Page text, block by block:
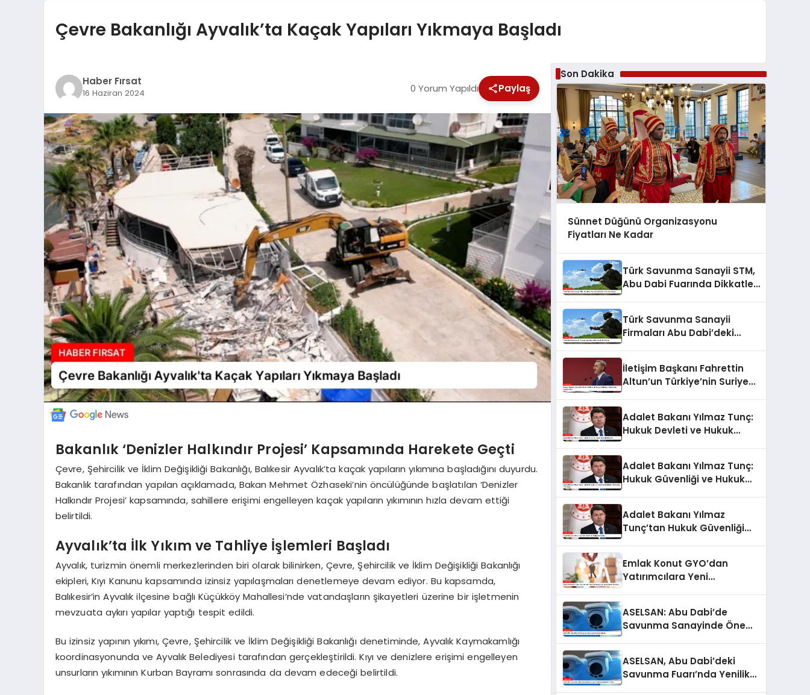
Çevre Bakanlığı Ayvalık’ta Kaçak Yapıları Yıkmaya Başladı
Haber Fırsat
16 Haziran 2024 0 Yorum Yapıldı Paylaş
Bakanlık ‘Denizler Halkındır Projesi’ Kapsamında Harekete Geçti
Çevre, Şehircilik ve İklim Değişikliği Bakanlığı, Balıkesir Ayvalık’ta kaçak yapıların yıkımına başladığını duyurdu.
Bakanlık tarafından yapılan açıklamada, Bakan Mehmet Özhaseki’nin öncülüğünde başlatılan ‘Denizler
Halkındır Projesi’ kapsamında, sahillere erişimi engelleyen kaçak yapıların yıkımının hızla devam ettiği
belirtildi.
Ayvalık’ta İlk Yıkım ve Tahliye İşlemleri Başladı
Ayvalık, turizmin önemli merkezlerinden biri olarak bilinirken, Çevre, Şehircilik ve İklim Değişikliği Bakanlığı
ekipleri, Kıyı Kanunu kapsamında izinsiz yapılaşmaları denetlemeye devam ediyor. Bu kapsamda,
Balıkesir’in Ayvalık ilçesine bağlı Küçükköy Mahallesi’nde vatandaşların şikayetleri üzerine bir işletmenin
mevzuata aykırı yapılar yaptığı tespit edildi.
Bu izinsiz yapının yıkımı, Çevre, Şehircilik ve İklim Değişikliği Bakanlığı denetiminde, Ayvalık Kaymakamlığı
koordinasyonunda ve Ayvalık Belediyesi tarafından gerçekleştirildi. Kıyı ve denizlere erişimi engelleyen
unsurların yıkımının Kurban Bayramı sonrasında da devam edeceği belirtildi.
Son Dakika
Sünnet Düğünü Organizasyonu
Fiyatları Ne Kadar
Türk Savunma Sanayii STM,
Abu Dabi Fuarında Dikkatleri
Türk Savunma Sanayii
Firmaları Abu Dabi’deki
İletişim Başkanı Fahrettin
Altun’un Türkiye’nin Suriye
Adalet Bakanı Yılmaz Tunç:
Hukuk Devleti ve Hukuk
Adalet Bakanı Yılmaz Tunç:
Hukuk Güvenliği ve Hukuk
Adalet Bakanı Yılmaz
Tunç’tan Hukuk Güvenliği
Emlak Konut GYO’dan
Yatırımcılara Yeni
ASELSAN: Abu Dabi’de
Savunma Sanayinde Önemli
ASELSAN, Abu Dabi’deki
Savunma Fuarı’nda Yenilikçi